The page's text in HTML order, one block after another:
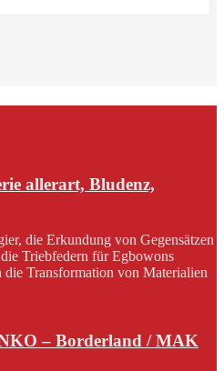
allerart, Bludenz,
die Erkundung von Gegensätzen
Triebfedern für Egbowons
Transformation von Materialien
– Borderland / MAK